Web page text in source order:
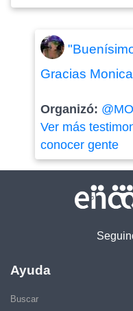
Gracias
Organizó:
Ver más
conocer gente
Ayuda
Buscar